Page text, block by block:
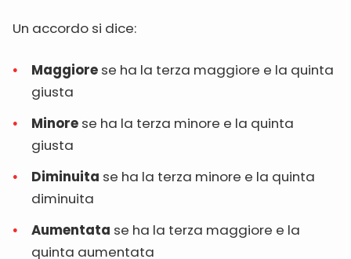
Un accordo si dice:
Maggiore se ha la terza maggiore e la quinta
giusta
Minore se ha la terza minore e la quinta
giusta
Diminuita se ha la terza minore e la quinta
diminuita
Aumentata se ha la terza maggiore e la
quinta aumentata